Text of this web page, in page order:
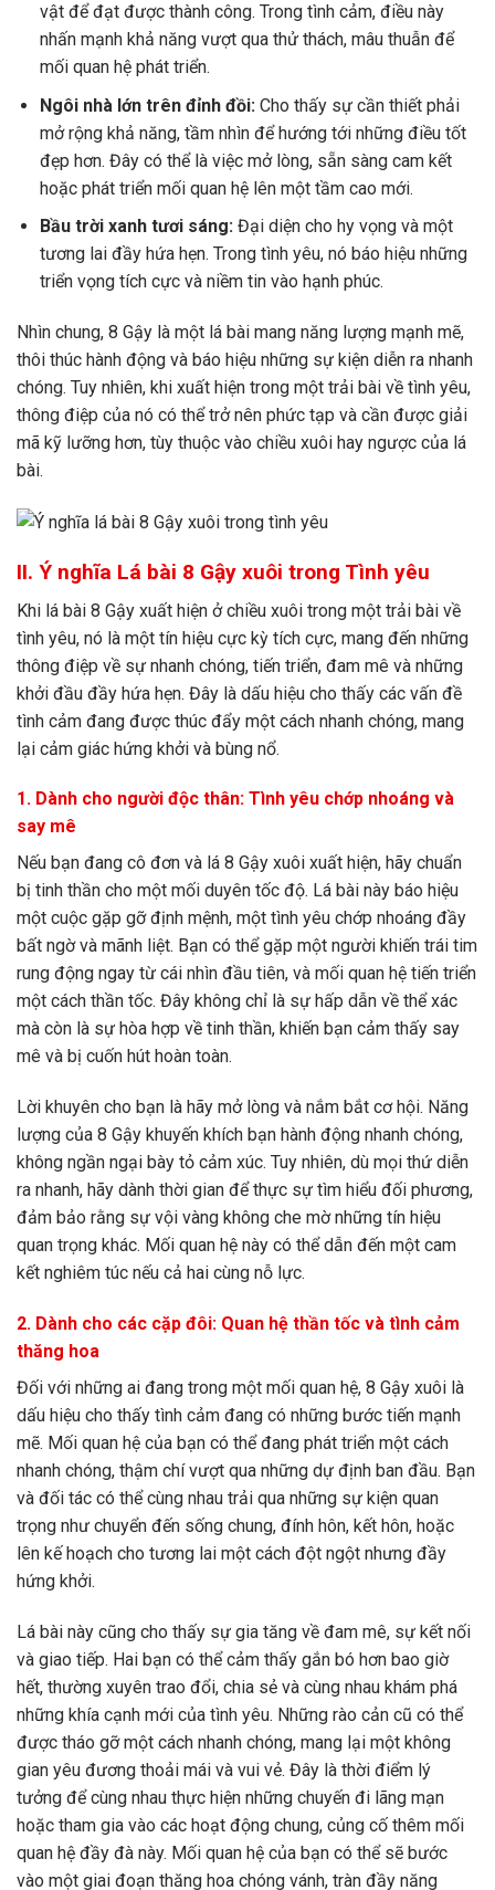
vật để đạt được thành công. Trong tình cảm, điều này
nhấn mạnh khả năng vượt qua thử thách, mâu thuẫn để
mối quan hệ phát triển.
Ngôi nhà lớn trên đỉnh đồi: Cho thấy sự cần thiết phải
mở rộng khả năng, tầm nhìn để hướng tới những điều tốt
đẹp hơn. Đây có thể là việc mở lòng, sẵn sàng cam kết
hoặc phát triển mối quan hệ lên một tầm cao mới.
Bầu trời xanh tươi sáng:Đại diện cho hy vọng và một
tương lai đầy hứa hẹn. Trong tình yêu, nó báo hiệu những
triển vọng tích cực và niềm tin vào hạnh phúc.
Nhìn chung, 8 Gậy là một lá bài mang năng lượng mạnh mẽ,
thôi thúc hành động và báo hiệu những sự kiện diễn ra nhanh
chóng. Tuy nhiên, khi xuất hiện trong một trải bài về tình yêu,
thông điệp của nó có thể trở nên phức tạp và cần được giải
mã kỹ lưỡng hơn, tùy thuộc vào chiều xuôi hay ngược của lá
bài.
II. Ý nghĩa Lá bài 8 Gậy xuôi trong Tình yêu
Khi lá bài 8 Gậy xuất hiện ở chiều xuôi trong một trải bài về
tình yêu, nó là một tín hiệu cực kỳ tích cực, mang đến những
thông điệp về sự nhanh chóng, tiến triển, đam mê và những
khởi đầu đầy hứa hẹn. Đây là dấu hiệu cho thấy các vấn đề
tình cảm đang được thúc đẩy một cách nhanh chóng, mang
lại cảm giác hứng khởi và bùng nổ.
1. Dành cho người độc thân: Tình yêu chớp nhoáng và
say mê
Nếu bạn đang cô đơn và lá 8 Gậy xuôi xuất hiện, hãy chuẩn
bị tinh thần cho một mối duyên tốc độ. Lá bài này báo hiệu
một cuộc gặp gỡ định mệnh, một tình yêu chớp nhoáng đầy
bất ngờ và mãnh liệt. Bạn có thể gặp một người khiến trái tim
rung động ngay từ cái nhìn đầu tiên, và mối quan hệ tiến triển
một cách thần tốc. Đây không chỉ là sự hấp dẫn về thể xác
mà còn là sự hòa hợp về tinh thần, khiến bạn cảm thấy say
mê và bị cuốn hút hoàn toàn.
Lời khuyên cho bạn là hãy mở lòng và nắm bắt cơ hội. Năng
lượng của 8 Gậy khuyến khích bạn hành động nhanh chóng,
không ngần ngại bày tỏ cảm xúc. Tuy nhiên, dù mọi thứ diễn
ra nhanh, hãy dành thời gian để thực sự tìm hiểu đối phương,
đảm bảo rằng sự vội vàng không che mờ những tín hiệu
quan trọng khác. Mối quan hệ này có thể dẫn đến một cam
kết nghiêm túc nếu cả hai cùng nỗ lực.
2. Dành cho các cặp đôi: Quan hệ thần tốc và tình cảm
thăng hoa
Đối với những ai đang trong một mối quan hệ, 8 Gậy xuôi là
dấu hiệu cho thấy tình cảm đang có những bước tiến mạnh
mẽ. Mối quan hệ của bạn có thể đang phát triển một cách
nhanh chóng, thậm chí vượt qua những dự định ban đầu. Bạn
và đối tác có thể cùng nhau trải qua những sự kiện quan
trọng như chuyển đến sống chung, đính hôn, kết hôn, hoặc
lên kế hoạch cho tương lai một cách đột ngột nhưng đầy
hứng khởi.
Lá bài này cũng cho thấy sự gia tăng về đam mê, sự kết nối
và giao tiếp. Hai bạn có thể cảm thấy gắn bó hơn bao giờ
hết, thường xuyên trao đổi, chia sẻ và cùng nhau khám phá
những khía cạnh mới của tình yêu. Những rào cản cũ có thể
được tháo gỡ một cách nhanh chóng, mang lại một không
gian yêu đương thoải mái và vui vẻ. Đây là thời điểm lý
tưởng để cùng nhau thực hiện những chuyến đi lãng mạn
hoặc tham gia vào các hoạt động chung, củng cố thêm mối
quan hệ đầy đà này. Mối quan hệ của bạn có thể sẽ bước
vào một giai đoạn thăng hoa chóng vánh, tràn đầy năng